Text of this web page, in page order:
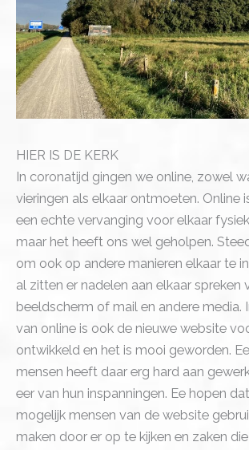
HIER IS DE KERK
In coronatijd gingen we online, zowel
vieringen als elkaar ontmoeten. Online
een echte vervanging voor elkaar
maar het heeft ons wel geholpen.
om ook op andere manieren elkaar te
al zitten er nadelen aan elkaar spreken
beeldscherm of mail en andere media.
van online is ook de nieuwe website
ontwikkeld en het is mooi geworden.
mensen heeft daar erg hard aan
eer van hun inspanningen. Ee hopen
mogelijk mensen van de website
maken door er op te kijken en zaken